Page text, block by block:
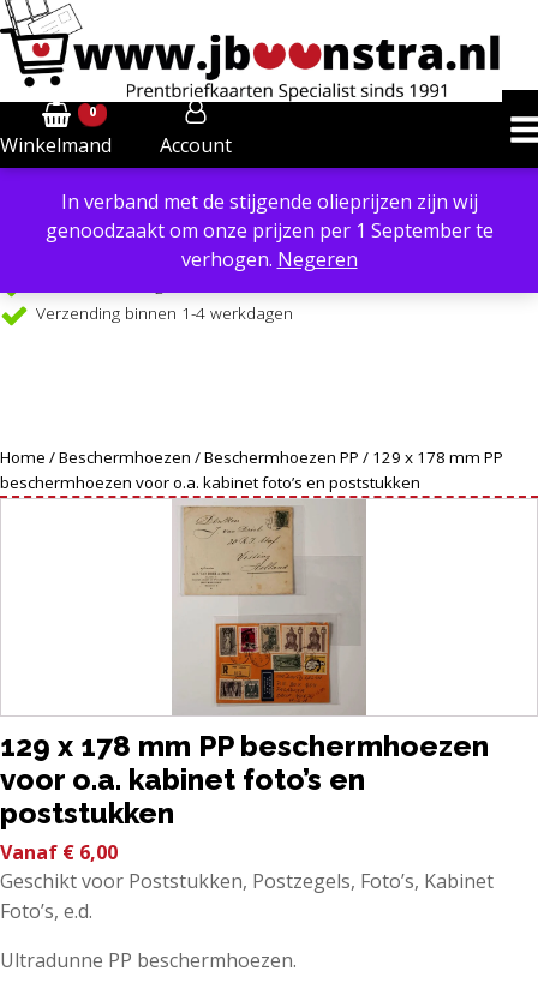
In verband met de stijgende olieprijzen zijn wij
genoodzaakt om onze prijzen per 1 September te
verhogen. Negeren
0
Winkelmand Account
Powered by Translate
Verzendkosten €6,40 in NL, €8,50 in BE
Verzending binnen 1-4 werkdagen
Home /Beschermhoezen /Beschermhoezen PP / 129 x 178 mm PP
beschermhoezen voor o.a. kabinet foto’s en poststukken
129 x 178 mm PP beschermhoezen
voor o.a. kabinet foto’s en
poststukken
Vanaf € 6,00
Geschikt voor Poststukken, Postzegels, Foto’s, Kabinet
Foto’s, e.d.
Ultradunne PP beschermhoezen.